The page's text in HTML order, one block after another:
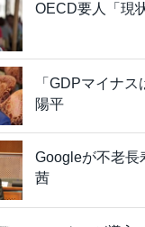
OECD要人「現
「GDPマイナ
陽平
Googleが不老長
茜